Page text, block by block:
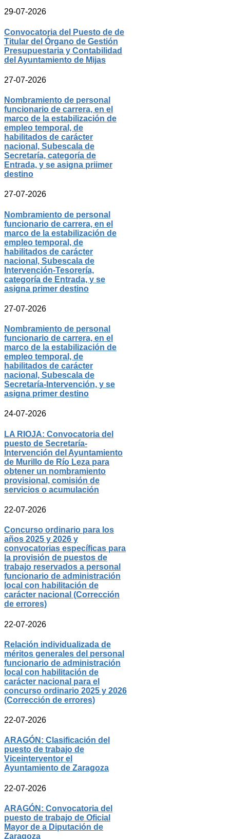
29-07-2026
Convocatoria del Puesto de de
Titular del Órgano de Gestión
Presupuestaria y Contabilidad
del Ayuntamiento de Mijas
27-07-2026
Nombramiento de personal
funcionario de carrera, en el
marco de la estabilización de
empleo temporal, de
habilitados de carácter
nacional, Subescala de
Secretaría, categoría de
Entrada, y se asigna priimer
destino
27-07-2026
Nombramiento de personal
funcionario de carrera, en el
marco de la estabilización de
empleo temporal, de
habilitados de carácter
nacional, Subescala de
Intervención-Tesorería,
categoría de Entrada, y se
asigna primer destino
27-07-2026
Nombramiento de personal
funcionario de carrera, en el
marco de la estabilización de
empleo temporal, de
habilitados de carácter
nacional, Subescala de
Secretaría-Intervención, y se
asigna primer destino
24-07-2026
LA RIOJA: Convocatoria del
puesto de Secretaría-
Intervención del Ayuntamiento
de Murillo de Río Leza para
obtener un nombramiento
provisional, comisión de
servicios o acumulación
22-07-2026
Concurso ordinario para los
años 2025 y 2026 y
convocatorias específicas para
la provisión de puestos de
trabajo reservados a personal
funcionario de administración
local con habilitación de
carácter nacional (Corrección
de errores)
22-07-2026
Relación individualizada de
méritos generales del personal
funcionario de administración
local con habilitación de
carácter nacional para el
concurso ordinario 2025 y 2026
(Corrección de errores)
22-07-2026
ARAGÓN: Clasificación del
puesto de trabajo de
Viceinterventor el
Ayuntamiento de Zaragoza
22-07-2026
ARAGÓN: Convocatoria del
puesto de trabajo de Oficial
Mayor de a Diputación de
Zaragoza